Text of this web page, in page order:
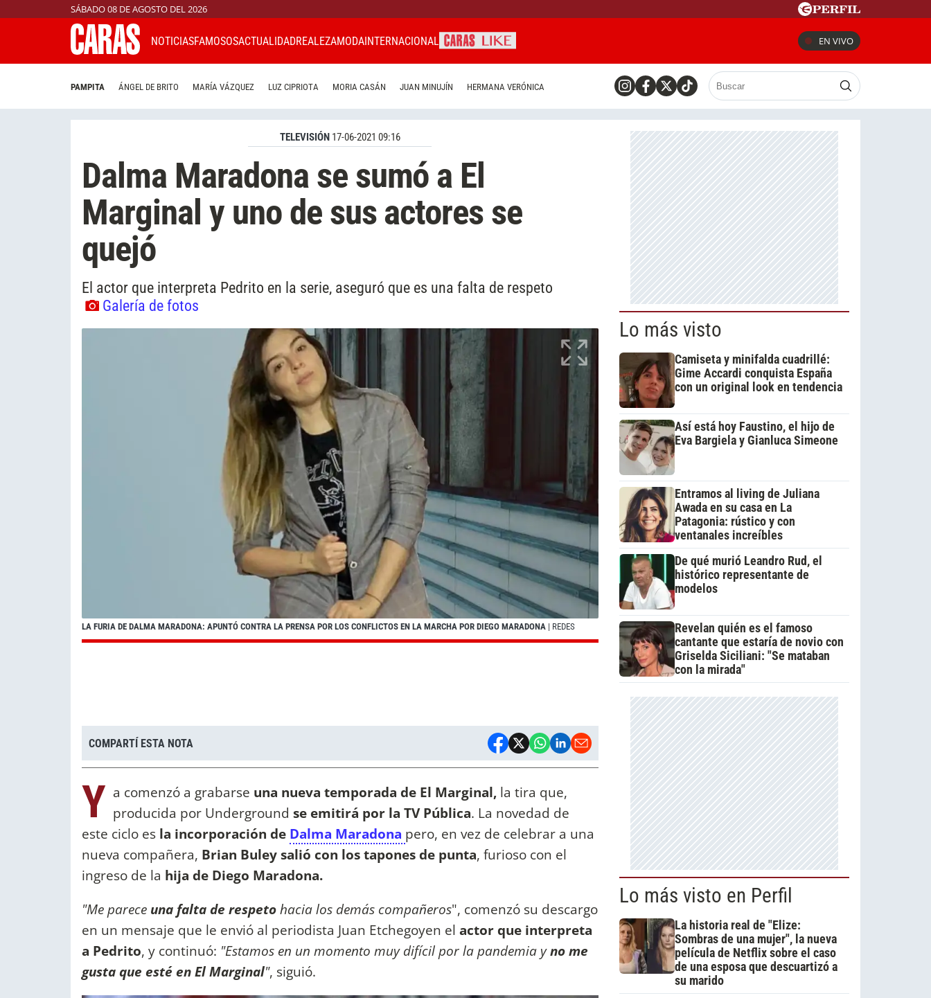
SÁBADO 08 DE AGOSTO DEL 2026
NOTICIASFAMOSOSACTUALIDADREALEZAMODAINTERNACIONAL EN VIVO
PAMPITA ÁNGEL DE BRITO MARÍA VÁZQUEZ LUZ CIPRIOTA MORIA CASÁN JUAN MINUJÍN HERMANA VERÓNICA
TELEVISIÓN 17-06-2021 09:16
Dalma Maradona se sumó a El
Marginal y uno de sus actores se
quejó
El actor que interpreta Pedrito en la serie, aseguró que es una falta de respeto
Galería de fotos
LA FURIA DE DALMA MARADONA: APUNTÓ CONTRA LA PRENSA POR LOS CONFLICTOS EN LA MARCHA POR DIEGO MARADONA | REDES
COMPARTÍ ESTA NOTA
Y a comenzó a grabarse una nueva temporada de El Marginal, la tira que,
producida por Underground se emitirá por la TV Pública. La novedad de
este ciclo es la incorporación de Dalma Maradona pero, en vez de celebrar a una
nueva compañera, Brian Buley salió con los tapones de punta, furioso con el
ingreso de la hija de Diego Maradona.
"Me parece una falta de respetohacia los demás compañeros", comenzó su descargo
en un mensaje que le envió al periodista Juan Etchegoyen el actor que interpreta
a Pedrito, y continuó: "Estamos en un momento muy difícil por la pandemia yno me
gusta que esté en El Marginal", siguió.
Lo más visto
Camiseta y minifalda cuadrillé:
Gime Accardi conquista España
con un original look en tendencia
Así está hoy Faustino, el hijo de
Eva Bargiela y Gianluca Simeone
Entramos al living de Juliana
Awada en su casa en La
Patagonia: rústico y con
ventanales increíbles
De qué murió Leandro Rud, el
histórico representante de
modelos
Revelan quién es el famoso
cantante que estaría de novio con
Griselda Siciliani: "Se mataban
con la mirada"
Lo más visto en Perfil
La historia real de "Elize:
Sombras de una mujer", la nueva
película de Netflix sobre el caso
de una esposa que descuartizó a
su marido